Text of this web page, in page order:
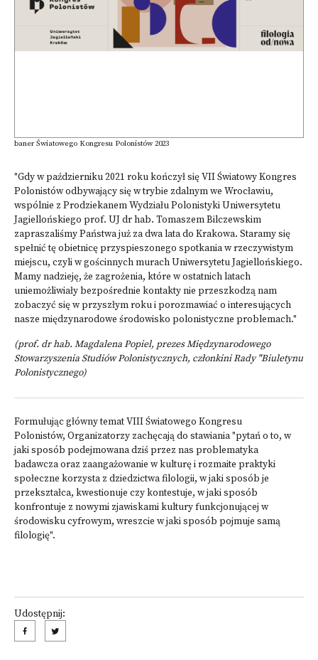
baner Światowego Kongresu Polonistów 2023
"Gdy w październiku 2021 roku kończył się VII Światowy Kongres
Polonistów odbywający się w trybie zdalnym we Wrocławiu,
wspólnie z Prodziekanem Wydziału Polonistyki Uniwersytetu
Jagiellońskiego prof. UJ dr hab. Tomaszem Bilczewskim
zapraszaliśmy Państwa już za dwa lata do Krakowa. Staramy się
spełnić tę obietnicę przyspieszonego spotkania w rzeczywistym
miejscu, czyli w gościnnych murach Uniwersytetu Jagiellońskiego.
Mamy nadzieję, że zagrożenia, które w ostatnich latach
uniemożliwiały bezpośrednie kontakty nie przeszkodzą nam
zobaczyć się w przyszłym roku i porozmawiać o interesujących
nasze międzynarodowe środowisko polonistyczne problemach."
(prof. dr hab. Magdalena Popiel, prezes Międzynarodowego
Stowarzyszenia Studiów Polonistycznych, członkini Rady "Biuletynu
Polonistycznego)
Formułując główny temat VIII Światowego Kongresu
Polonistów, Organizatorzy zachęcają do stawiania "pytań o to, w
jaki sposób podejmowana dziś przez nas problematyka
badawcza oraz zaangażowanie w kulturę i rozmaite praktyki
społeczne korzysta z dziedzictwa filologii, w jaki sposób je
przekształca, kwestionuje czy kontestuje, w jaki sposób
konfrontuje z nowymi zjawiskami kultury funkcjonującej w
środowisku cyfrowym, wreszcie w jaki sposób pojmuje samą
filologię".
Udostępnij: